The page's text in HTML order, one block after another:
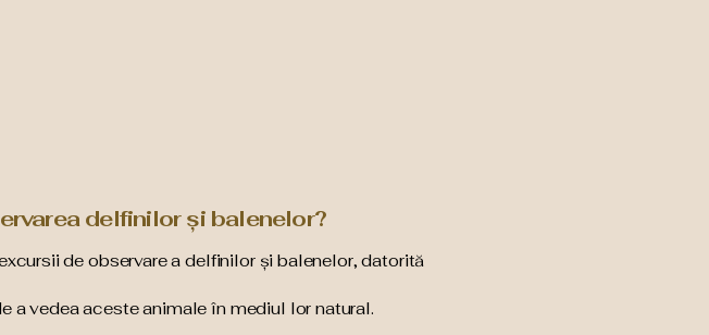
delfinilor și balenelor?
de observare a delfinilor și balenelor, datorită
a vedea aceste animale în mediul lor natural.